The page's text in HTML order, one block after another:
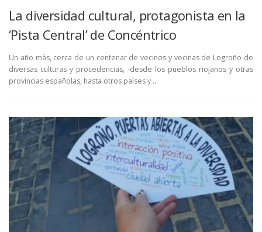
La diversidad cultural, protagonista en la
‘Pista Central’ de Concéntrico
Un año más, cerca de un centenar de vecinos y vecinas de Logroño de
diversas culturas y procedencias, -desde los pueblos riojanos y otras
provincias españolas, hasta otros países y …